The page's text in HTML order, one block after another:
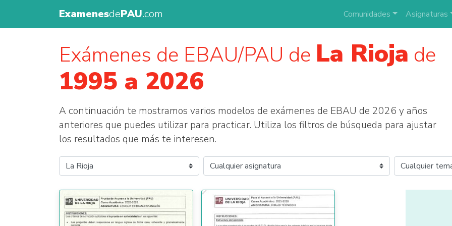
ExamenesdePAU.com Comunidades Asignaturas
Exámenes de EBAU/PAU de La Rioja de
1995 a 2026
A continuación te mostramos varios modelos de exámenes de EBAU de 2026 y años
anteriores que puedes utilizar para practicar. Utiliza los filtros de búsqueda para ajustar
los resultados que más te interesen.